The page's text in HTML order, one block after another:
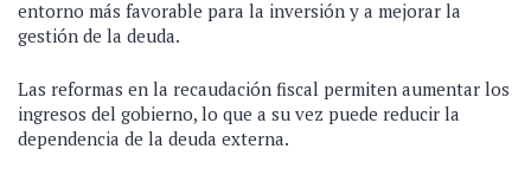
entorno más favorable para la inversión y a mejorar la
gestión de la deuda.
Las reformas en la recaudación fiscal permiten aumentar los
ingresos del gobierno, lo que a su vez puede reducir la
dependencia de la deuda externa.